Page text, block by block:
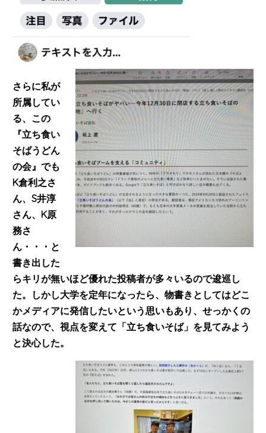
さらに私が
所属してい
る、この
『立ち食い
そばうどん
の会』でも
K倉利之さ
ん、S井淳
さん、K原
務さ
ん・・・と
書き出した
らキリが無いほど優れた投稿者が多々いるので逡巡し
た。しかし大学を定年になったら、物書きとしてはどこ
かメディアに発信したいという思いもあり、せっかくの
話なので、視点を変えて「立ち食いそば」を見てみよう
と決心した。